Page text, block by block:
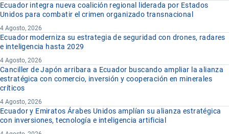
Ecuador integra nueva coalición regional liderada por Estados
Unidos para combatir el crimen organizado transnacional
4 Agosto, 2026
Ecuador moderniza su estrategia de seguridad con drones, radares
e inteligencia hasta 2029
4 Agosto, 2026
Canciller de Japón arribara a Ecuador buscando ampliar la alianza
estratégica con comercio, inversión y cooperación en minerales
críticos
4 Agosto, 2026
Ecuador y Emiratos Árabes Unidos amplían su alianza estratégica
con inversiones, tecnología e inteligencia artificial